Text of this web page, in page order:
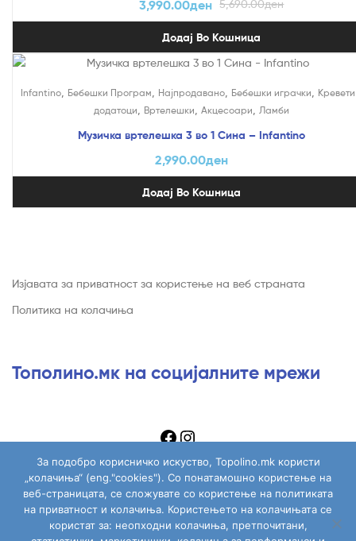
5,690.00ден
3,990.00ден
Додај Во Кошница
Infantino, Бебешки Програм, Најпродавано, Бебешки играчки,
додатоци, Вртелешки, Акцесоари, Ламби
Музичка вртелешка 3 во 1 Сина – Infantino
2,990.00ден
Додај Во Кошница
Изјавата за приватност за користење на веб страната
Политика на колачиња
Тополино.мк на социјалните мрежи
Topolino.mk
За подобро корисничко искуство, Topolino.mk користи
„колачиња“ (eng."cookies"). Со понатамошно користење на
веб-страницата, се сложувате со користење на политиката
на приватност и колачиња. Користењето на колачињата се
користат за: неопходни колачиња, претпочитани,